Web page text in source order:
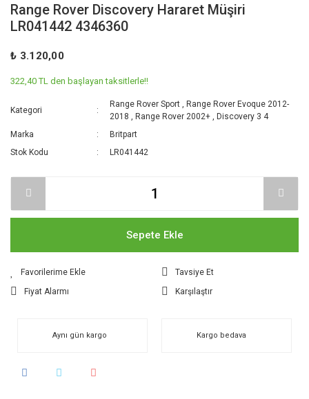
Range Rover Discovery Hararet Müşiri
LR041442 4346360
₺ 3.120,00
322,40 TL den başlayan taksitlerle!!
Kategori
Range Rover Sport ,Range Rover Evoque 2012-
2018
,Range Rover 2002+ ,Discovery 3 4
Marka
Britpart
Stok Kodu
LR041442
Sepete Ekle
Tavsiye Et
Fiyat Alarmı
Karşılaştır
Aynı gün kargo Kargo bedava